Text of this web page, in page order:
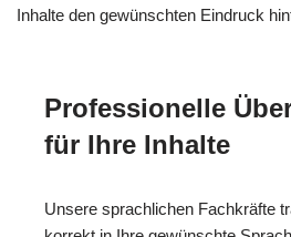
Inhalte den gewünschten Eindruck
Professionelle
für Ihre Inhalte
Unsere sprachlichen Fachkräfte